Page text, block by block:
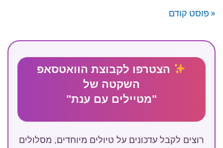
« פוסט קודם
הצטרפו לקבוצת הוואטסאפ
השקטה של
"מטיילים עם ענת"
רוצים לקבל עדכונים על טיולים מיוחדים, מסלולים